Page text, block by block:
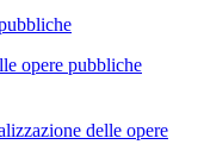
opere pubbliche
delle opere